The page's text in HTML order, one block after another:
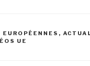
,
UE